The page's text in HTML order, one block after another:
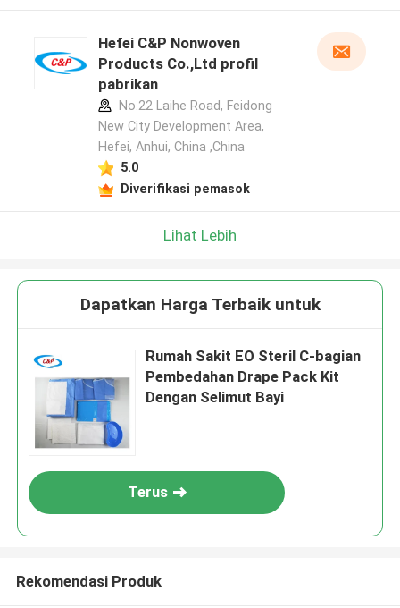
Hefei C&P Nonwoven
Products Co.,Ltd profil
pabrikan
No.22 Laihe Road, Feidong
New City Development Area,
Hefei, Anhui, China ,China
5.0
Diverifikasi pemasok
Lihat Lebih
Dapatkan Harga Terbaik untuk
Rumah Sakit EO Steril C-bagian
Pembedahan Drape Pack Kit
Dengan Selimut Bayi
Terus
Rekomendasi Produk